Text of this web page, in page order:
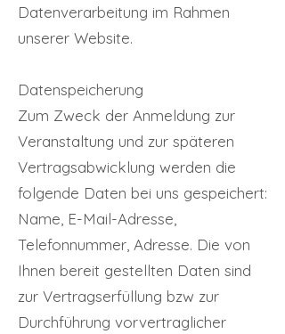
Datenverarbeitung im Rahmen
unserer Website.
Datenspeicherung
Zum Zweck der Anmeldung zur
Veranstaltung und zur späteren
Vertragsabwicklung werden die
folgende Daten bei uns gespeichert:
Name, E-Mail-Adresse,
Telefonnummer, Adresse. Die von
Ihnen bereit gestellten Daten sind
zur Vertragserfüllung bzw zur
Durchführung vorvertraglicher